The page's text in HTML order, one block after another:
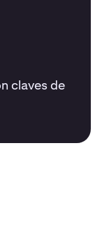
claves de